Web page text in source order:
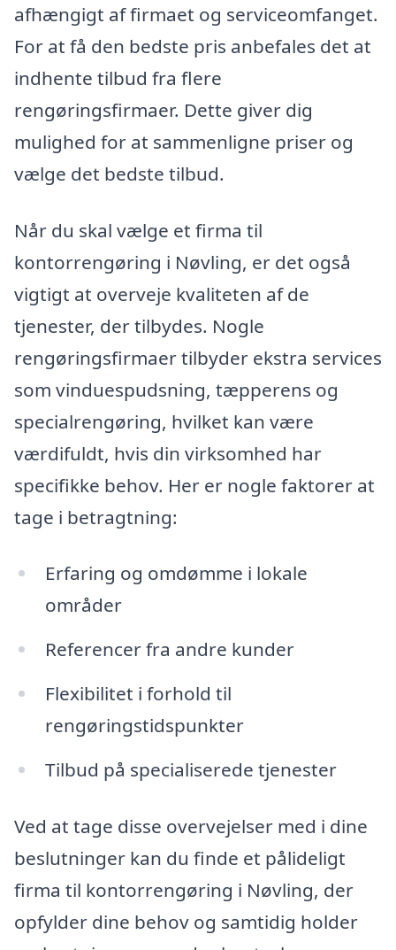
afhængigt af firmaet og serviceomfanget.
For at få den bedste pris anbefales det at
indhente tilbud fra flere
rengøringsfirmaer. Dette giver dig
mulighed for at sammenligne priser og
vælge det bedste tilbud.
Når du skal vælge et firma til
kontorrengøring i Nøvling, er det også
vigtigt at overveje kvaliteten af de
tjenester, der tilbydes. Nogle
rengøringsfirmaer tilbyder ekstra services
som vinduespudsning, tæpperens og
specialrengøring, hvilket kan være
værdifuldt, hvis din virksomhed har
specifikke behov. Her er nogle faktorer at
tage i betragtning:
Erfaring og omdømme i lokale
områder
Referencer fra andre kunder
Flexibilitet i forhold til
rengøringstidspunkter
Tilbud på specialiserede tjenester
Ved at tage disse overvejelser med i dine
beslutninger kan du finde et pålideligt
firma til kontorrengøring i Nøvling, der
opfylder dine behov og samtidig holder